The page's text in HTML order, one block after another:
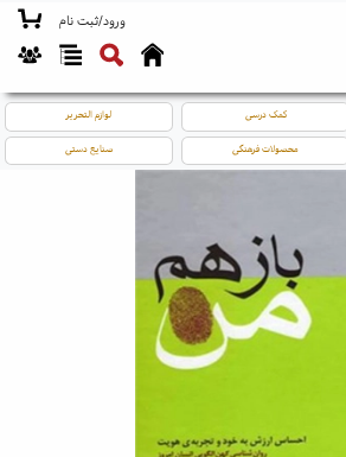
ورود/ثبت نام
کمک درسی لوازم التحریر
محصولات فرهنگی صنایع دستی